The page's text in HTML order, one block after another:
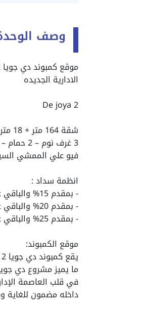
وصف
الادارية الجديده
De joya 2
شقة 164 متر + 18 متر جرين تراس مجانا هدية
3 غرف نوم – 2 حمام – ريسبشن قطعتين – تراس
فيو علي الممشي
انظمة سداد :
- بمقدم 15% والباقي على 8 سنوات بدون فوائد اقساط متساوية
- بمقدم 20% والباقي على 9 سنوات بدون فوائد اقساط متساوية
- بمقدم 25% والباقي على 10 سنوات بدون فوائد اقساط متساوية
موقع الكمبوند:
في قلب العاصمة
داخله مضمون للغاية